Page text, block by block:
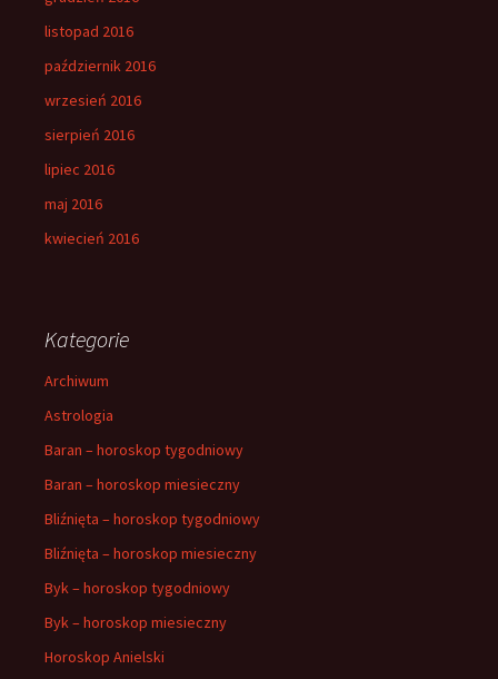
listopad 2016
październik 2016
wrzesień 2016
sierpień 2016
lipiec 2016
maj 2016
kwiecień 2016
Kategorie
Archiwum
Astrologia
Baran – horoskop tygodniowy
Baran – horoskop miesieczny
Bliźnięta – horoskop tygodniowy
Bliźnięta – horoskop miesieczny
Byk – horoskop tygodniowy
Byk – horoskop miesieczny
Horoskop Anielski